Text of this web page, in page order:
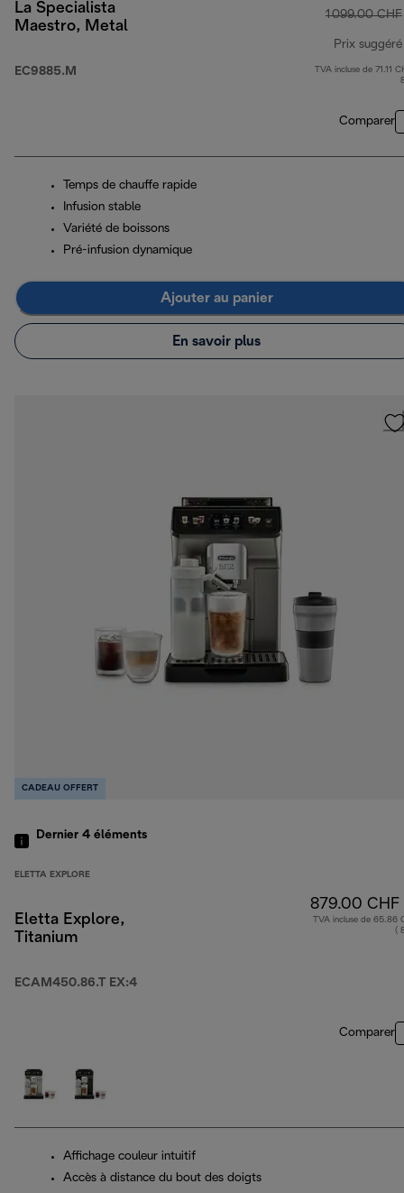
La Specialista
Maestro, Metal
EC9885.M
1 099.00 CHF
Prix suggéré
TVA incluse de 71.11
Comparer
Temps de chauffe rapide
Infusion stable
Variété de boissons
Pré-infusion dynamique
Ajouter au panier
En savoir plus
CADEAU OFFERT
Dernier 4 éléments
ELETTA EXPLORE
Eletta Explore,
Titanium
ECAM450.86.T EX:4
879.00 CHF
TVA incluse de 65.86
(
Comparer
Affichage couleur intuitif
Accès à distance du bout des doigts